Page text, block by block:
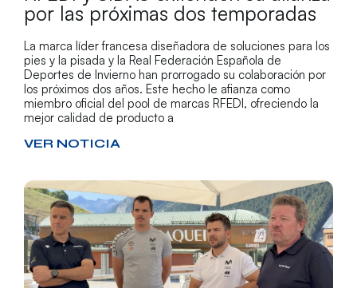
por las próximas dos temporadas
La marca líder francesa diseñadora de soluciones para los
pies y la pisada y la Real Federación Española de
Deportes de Invierno han prorrogado su colaboración por
los próximos dos años. Este hecho le afianza como
miembro oficial del pool de marcas RFEDI, ofreciendo la
mejor calidad de producto a
VER NOTICIA